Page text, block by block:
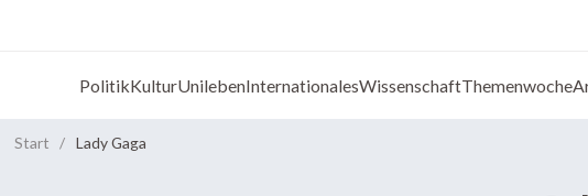
PolitikKulturUnilebenInternationalesWissenschaftThemenwoche
Start / Lady Gaga